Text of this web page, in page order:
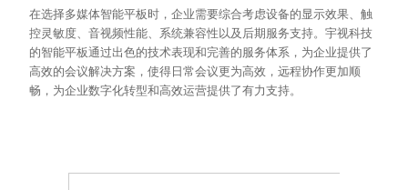
在选择多媒体智能平板时，企业需要综合考虑设备的显示效果、触
控灵敏度、音视频性能、系统兼容性以及后期服务支持。宇视科技
的智能平板通过出色的技术表现和完善的服务体系，为企业提供了
高效的会议解决方案，使得日常会议更为高效，远程协作更加顺
畅，为企业数字化转型和高效运营提供了有力支持。